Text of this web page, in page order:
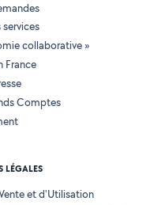
collaborative »
France
Comptes
LÉGALES
et d'Utilisation